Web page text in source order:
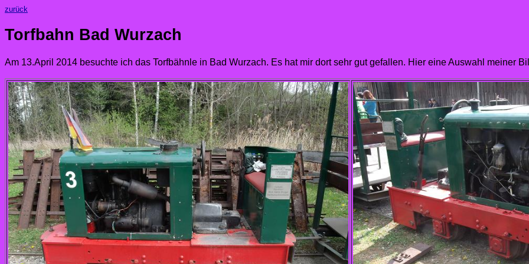
zurück
Torfbahn Bad Wurzach
Am 13.April 2014 besuchte ich das Torfbähnle in Bad Wurzach. Es hat mir dort sehr gut gefallen. Hier eine Auswahl meiner